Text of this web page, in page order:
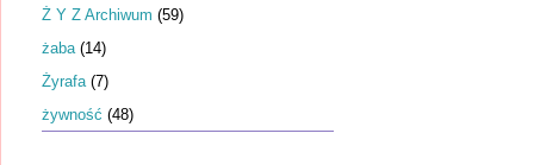
Ż Y Z Archiwum (59)
żaba (14)
Żyrafa (7)
żywność (48)